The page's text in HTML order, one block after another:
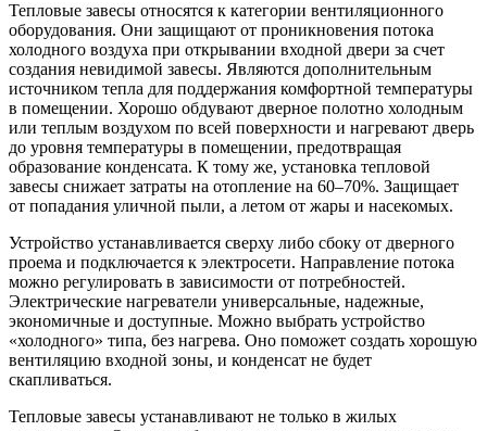
Тепловые завесы относятся к категории вентиляционного
оборудования. Они защищают от проникновения потока
холодного воздуха при открывании входной двери за счет
создания невидимой завесы. Являются дополнительным
источником тепла для поддержания комфортной температуры
в помещении. Хорошо обдувают дверное полотно холодным
или теплым воздухом по всей поверхности и нагревают дверь
до уровня температуры в помещении, предотвращая
образование конденсата. К тому же, установка тепловой
завесы снижает затраты на отопление на 60–70%. Защищает
от попадания уличной пыли, а летом от жары и насекомых.
Устройство устанавливается сверху либо сбоку от дверного
проема и подключается к электросети. Направление потока
можно регулировать в зависимости от потребностей.
Электрические нагреватели универсальные, надежные,
экономичные и доступные. Можно выбрать устройство
«холодного» типа, без нагрева. Оно поможет создать хорошую
вентиляцию входной зоны, и конденсат не будет
скапливаться.
Тепловые завесы устанавливают не только в жилых